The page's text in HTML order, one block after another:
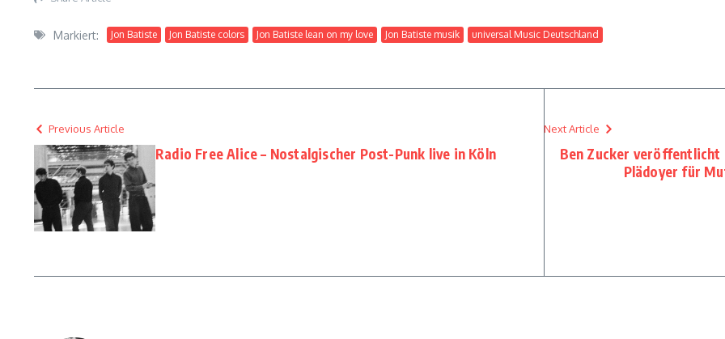
Markiert: Jon Batiste Jon Batiste colors Jon Batiste lean on my love Jon Batiste musik universal Music Deutschland
Previous Article
Radio Free Alice – Nostalgischer Post-Punk live in Köln
Next Article
Ben Zucker veröffentlicht
Plädoyer für